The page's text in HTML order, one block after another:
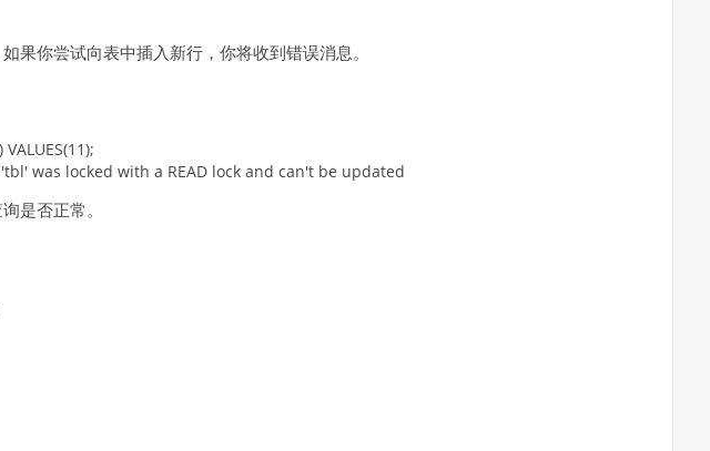
果你尝试向表中插入新行，你将收到错误消息。
) VALUES(11);
'tbl' was locked with a READ lock and can't be updated
是否正常。